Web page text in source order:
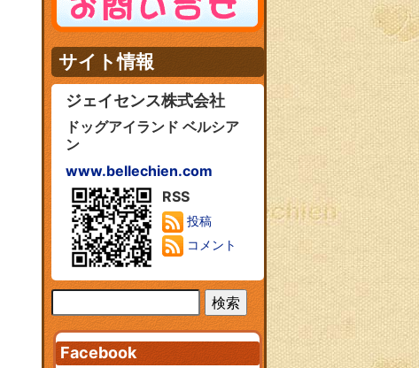
サイト情報
ジェイセンス株式会社
ドッグアイランド ベルシア
ン
www.bellechien.com
RSS
投稿
コメント
Facebook